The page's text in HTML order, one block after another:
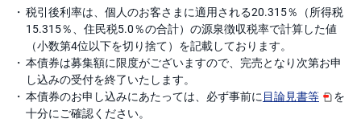
ー
ク
ン
S
BI
ラ
ッ
税引後利率は、個人のお客さまに適用される20.315％（所得税
15.315％、住民税5.0％の合計）の源泉徴収税率で計算した値
（小数第4位以下を切り捨て）を記載しております。
本債券は募集額に限度がございますので、完売となり次第お申
し込みの受付を終了いたします。
本債券のお申し込みにあたっては、必ず事前に 目論見書等
を
十分にご確認ください。